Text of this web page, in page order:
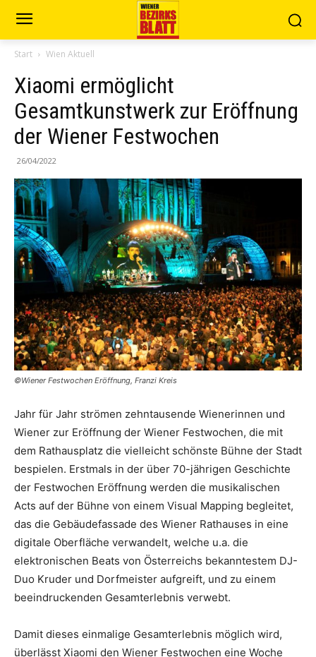
Start Wien Aktuell
Xiaomi ermöglicht
Gesamtkunstwerk zur Eröffnung
der Wiener Festwochen
26/04/2022
©Wiener Festwochen Eröffnung, Franzi Kreis
Jahr für Jahr strömen zehntausende Wienerinnen und
Wiener zur Eröffnung der Wiener Festwochen, die mit
dem Rathausplatz die vielleicht schönste Bühne der Stadt
bespielen. Erstmals in der über 70-jährigen Geschichte
der Festwochen Eröffnung werden die musikalischen
Acts auf der Bühne von einem Visual Mapping begleitet,
das die Gebäudefassade des Wiener Rathauses in eine
digitale Oberfläche verwandelt, welche u.a. die
elektronischen Beats von Österreichs bekanntestem DJ-
Duo Kruder und Dorfmeister aufgreift, und zu einem
beeindruckenden Gesamterlebnis verwebt.
Damit dieses einmalige Gesamterlebnis möglich wird,
überlässt Xiaomi den Wiener Festwochen eine Woche